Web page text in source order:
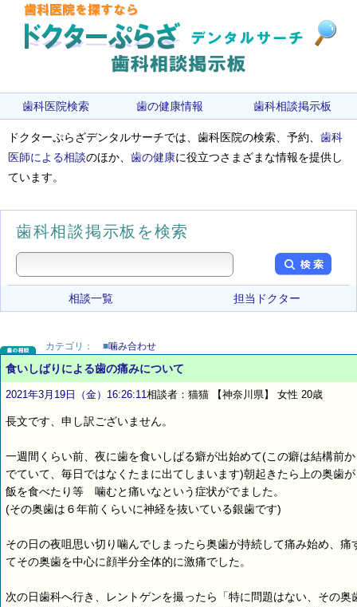
歯科医院検索 歯の健康情報 歯科相談掲示板
ドクターぷらざデンタルサーチでは、歯科医院の検索、予約、 歯科
医師による相談のほか、 歯の健康に役立つさまざまな情報を提供し
ています。
歯科相談掲示板を検索
相談一覧 担当ドクター
カテゴリ： ■噛み合わせ
食いしばりによる歯の痛みについて
2021年3月19日（金）16:26:11相談者：猫猫 【神奈川県】 女性 20歳
長文です、申し訳ございません。
一週間くらい前、夜に歯を食いしばる癖が出始めて(この癖は結構前
でていて、毎日ではなくたまに出てしまいます)朝起きたら上の奥歯
飯を食べたり等 噛むと痛いなという症状がでました。
(その奥歯は６年前くらいに神経を抜いている銀歯です)
その日の夜咀思い切り噛んでしまったら奥歯が持続して痛み始め、痛
てその奥歯を中心に顔半分全体的に激痛でした。
次の日歯科へ行き、レントゲンを撮ったら「特に問題はない、その奥